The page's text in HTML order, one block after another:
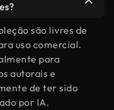
são livres de
uso comercial.
para
autorais e
de ter sido
por IA.